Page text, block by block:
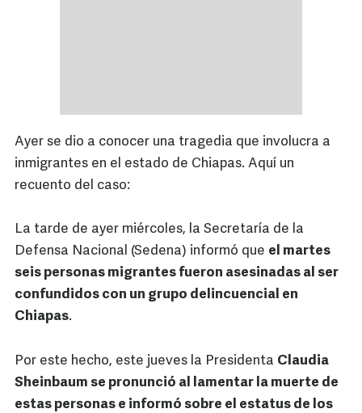
Ayer se dio a conocer una tragedia que involucra a
inmigrantes en el estado de Chiapas. Aquí un
recuento del caso:
La tarde de ayer miércoles, la Secretaría de la
Defensa Nacional (Sedena) informó que el martes
seis personas migrantes fueron asesinadas al ser
confundidos con un grupo delincuencial en
Chiapas.
Por este hecho, este jueves la Presidenta Claudia
Sheinbaum se pronunció al lamentar la muerte de
estas personas e informó sobre el estatus de los